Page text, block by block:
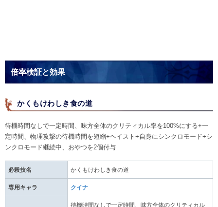
倍率検証と効果
かくもけわしき食の道
待機時間なしで一定時間、味方全体のクリティカル率を100%にする+一
定時間、物理攻撃の待機時間を短縮+ヘイスト+自身にシンクロモード+シ
ンクロモード継続中、おやつを2個付与
必殺技名 かくもけわしき食の道
専用キャラ クイナ
待機時間なしで一定時間、味方全体のクリティカル